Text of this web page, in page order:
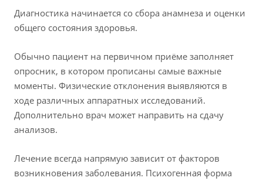
Диагностика начинается со сбора анамнеза и оценки
общего состояния здоровья.
Обычно пациент на первичном приёме заполняет
опросник, в котором прописаны самые важные
моменты. Физические отклонения выявляются в
ходе различных аппаратных исследований.
Дополнительно врач может направить на сдачу
анализов.
Лечение всегда напрямую зависит от факторов
возникновения заболевания. Психогенная форма